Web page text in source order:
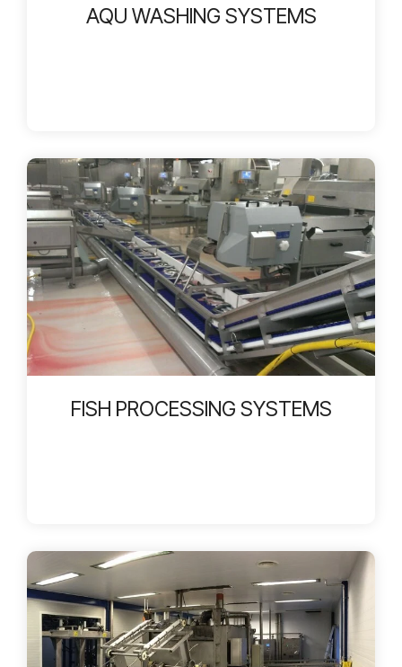
AQU WASHING SYSTEMS
FISH PROCESSING SYSTEMS